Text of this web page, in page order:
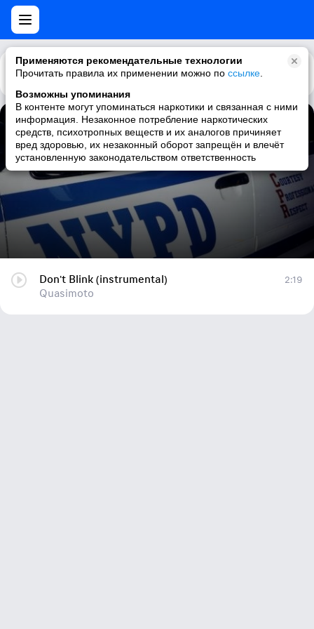
Применяются рекомендательные технологии
Прочитать правила их применении можно по ссылке
Возможны упоминания
В контенте могут упоминаться наркотики и связанная с ними
информация. Незаконное потребление наркотических
средств, психотропных веществ и их аналогов причиняет
вред здоровью, их незаконный оборот запрещён и влечёт
установленную законодательством ответственность
Каталог Рекомендации
Don't Blink (instrumental)
Quasimoto
Don't Blink (instrumental)
Quasimoto
2:19